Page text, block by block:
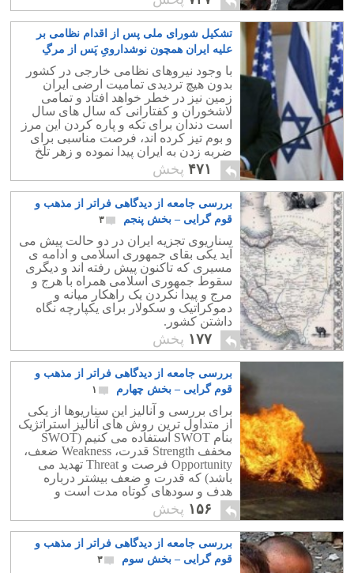
تشکیل شورای ملی پس از اقدام نظامی بر
علیه ایران همچون نوشدارویِ پَس از مرگِ
سهراب است
۱۲
با وجود نیروهای نظامی خارجی در کشور
بدون هیچ تردیدی تمامیت ارضی ایران
زمین نیز در خطر خواهد افتاد و تمامی
لاشخوران و کفتارانی که سال های سال
است دندان برای تکه و پاره کردن این مرز
و بوم تیز کرده اند، فرصت مناسبی برای
ضربه زدن به ایران پیدا نموده و زهر تلخ
خود را به میهن درمانده مان خواهند
خوراند.
۴۷۱ پخش
بررسی جامعه از دیدگاهی فراتر از مذهب و
قوم گرایی – بخش پنجم
۳
سناریوی تجزیه ایران در دو حالت پیش می
آید یکی بقای جمهوری اسلامی و ادامه ی
مسیری که تاکنون پیش رفته اند و دیگری
سقوط جمهوری اسلامی همراه با هرج و
مرج و پیدا نکردن یک راهکار میانه و
دموکراتیک و سکولار برای یکپارچه نگاه
داشتن کشور.
۱۷۷ پخش
بررسی جامعه از دیدگاهی فراتر از مذهب و
قوم گرایی – بخش چهارم
۱
برای بررسی و آنالیز این سناریوها از یکی
از متداول ترین روش های آنالیز استراتژیک
بنام SWOT استفاده می کنیم (SWOT
مخفف Strength قدرت، Weakness ضعف،
Opportunity فرصت و Threat تهدید می
باشد) که قدرت و ضعف بیشتر درباره
هدف و سودهای کوتاه مدت است و
فرصت و تهدید برای هدف و سود درازمدت
می باشد.
۱۵۶ پخش
بررسی جامعه از دیدگاهی فراتر از مذهب و
قوم گرایی – بخش سوم
۳